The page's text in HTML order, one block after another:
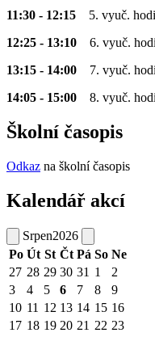
11:30 - 12:15 5. vyuč.
12:25 - 13:10 6. vyuč.
13:15 - 14:00 7. vyuč.
14:05 - 15:00 8. vyuč.
Školní časopis
Odkaz na školní časopis
Kalendář akcí
Srpen2026
Po Út St Čt Pá So Ne
27 28 29 30 31 1
2
3
4 5 6 7 8
9
10 11 12 13 14 15 16
17 18 19 20 21 22 23